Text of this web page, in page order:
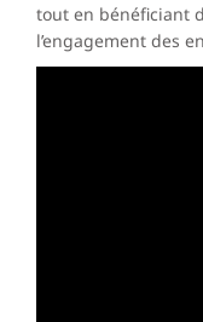
tout en bénéficiant
l’engagement des